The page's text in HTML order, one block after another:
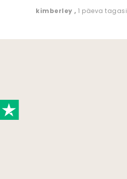
kimberley, 1 päeva tagasi